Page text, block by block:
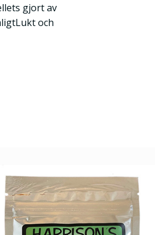
gjort av
och